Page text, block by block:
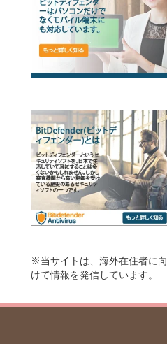
※当サイトは、海外在住者に向
けて情報を発信しています。